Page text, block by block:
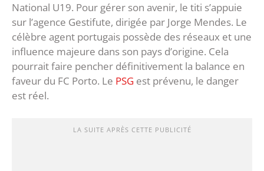
National U19. Pour gérer son avenir, le titi s’appuie
sur l’agence Gestifute, dirigée par Jorge Mendes. Le
célèbre agent portugais possède des réseaux et une
influence majeure dans son pays d’origine. Cela
pourrait faire pencher définitivement la balance en
faveur du FC Porto. Le PSG est prévenu, le danger
est réel.
LA SUITE APRÈS CETTE PUBLICITÉ